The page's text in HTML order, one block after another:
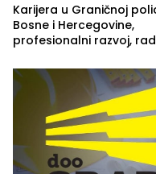
Karijera u Graničnoj
Bosne i Hercegovine,
profesionalni razvoj,
služba građanima